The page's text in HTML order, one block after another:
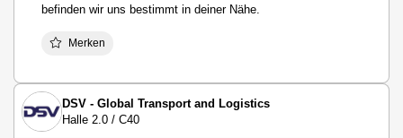
befinden wir uns bestimmt in deiner Nähe.
Merken
DSV - Global Transport and Logistics
Halle 2.0 / C40